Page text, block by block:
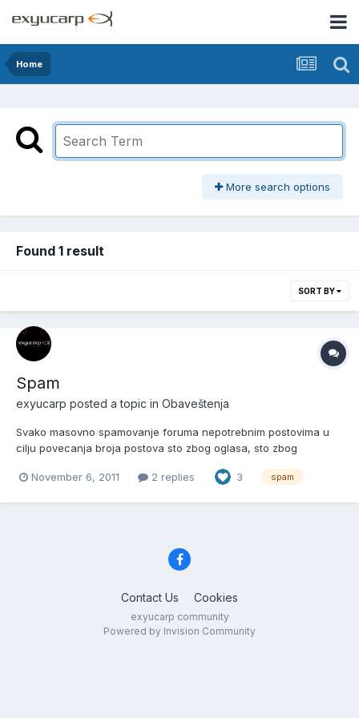
Home
More search options
Found 1 result
SORT BY
Spam
exyucarp posted a topic in Obaveštenja
Svako masovno spamovanje foruma nepotrebnim postovima u
cilju povecanja broja postova sto zbog oglasa, sto zbog
foruma. Ukoliko se Spam nastavi sledeca suspenzija je 7 dana, a
November 6, 2011 2 replies 3 spam
Contact Us Cookies
exyucarp community
Powered by Invision Community